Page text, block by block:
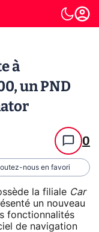
à
un PND
0
nous en favori
la filiale Car
un nouveau
fonctionnalités
de navigation